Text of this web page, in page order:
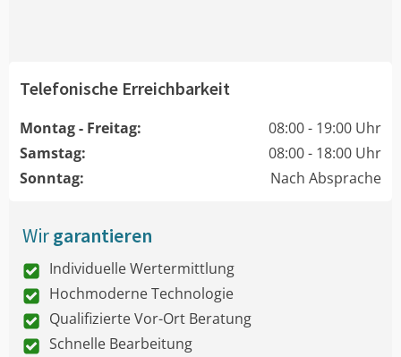
Telefonische Erreichbarkeit
Montag - Freitag:
08:00 - 19:00 Uhr
Samstag:
08:00 - 18:00 Uhr
Sonntag:
Nach Absprache
Wirgarantieren
Individuelle Wertermittlung
Hochmoderne Technologie
Qualifizierte Vor-Ort Beratung
Schnelle Bearbeitung